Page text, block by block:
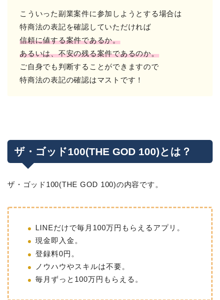
こういった副業案件に参加しようとする場合は
特商法の表記を確認していただければ
信頼に値する案件であるか。
あるいは、不安の残る案件であるのか。
ご自身でも判断することができますので
特商法の表記の確認はマストです！
ザ・ゴッド100(THE GOD 100)とは？
ザ・ゴッド100(THE GOD 100)の内容です。
LINEだけで毎月100万円もらえるアプリ。
現金即入金。
登録料0円。
ノウハウやスキルは不要。
毎月ずっと100万円もらえる。